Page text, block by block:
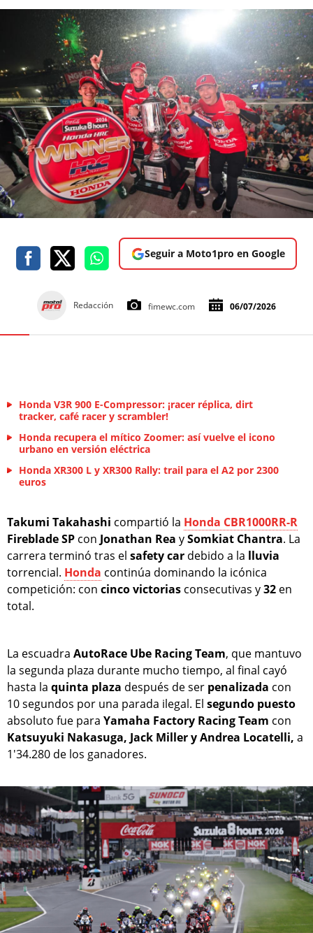
Seguir a Moto1pro en Google
Redacción fimewc.com 06/07/2026
Honda V3R 900 E-Compressor: ¡racer réplica, dirt
tracker, café racer y scrambler!
Honda recupera el mítico Zoomer: así vuelve el icono
urbano en versión eléctrica
Honda XR300 L y XR300 Rally: trail para el A2 por 2300
euros
Takumi Takahashi compartió la Honda CBR1000RR-R
Fireblade SP con Jonathan Rea ySomkiat Chantra. La
carrera terminó tras el safety car debido a la lluvia
torrencial. Honda continúa dominando la icónica
competición: con cincovictorias consecutivas y32 en
total.
La escuadra AutoRace Ube Racing Team, que mantuvo
la segunda plaza durante mucho tiempo, al final cayó
hasta la quinta plaza después de ser penalizada con
10 segundos por una parada ilegal. El segundo puesto
absoluto fue para Yamaha Factory Racing Team con
Katsuyuki Nakasuga, Jack Miller y Andrea Locatelli, a
1'34.280 de los ganadores.